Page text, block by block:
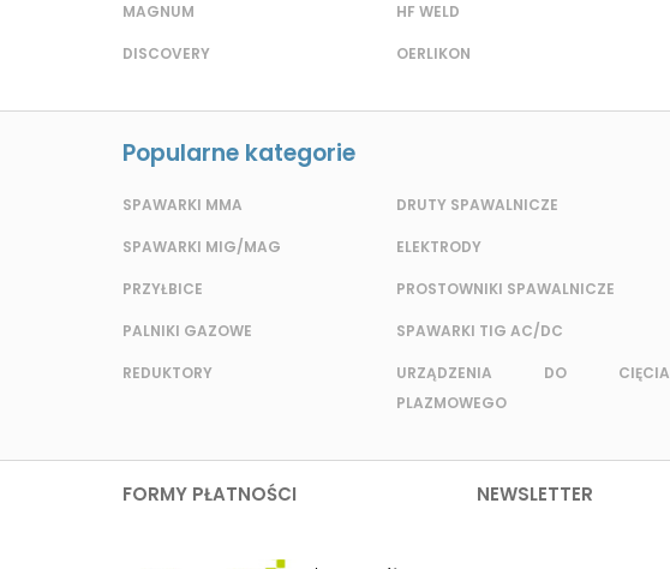
MAGNUM
DISCOVERY
HF WELD
OERLIKON
Popularne kategorie
SPAWARKI MMA
SPAWARKI MIG/MAG
PRZYŁBICE
PALNIKI GAZOWE
REDUKTORY
DRUTY SPAWALNICZE
ELEKTRODY
PROSTOWNIKI SPAWALNICZE
SPAWARKI TIG AC/DC
URZĄDZENIA DO CIĘCIA
PLAZMOWEGO
FORMY PŁATNOŚCI NEWSLETTER